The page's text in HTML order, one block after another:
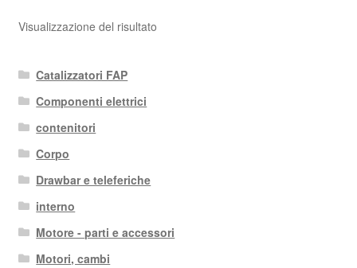
Visualizzazione del risultato
Catalizzatori FAP
Componenti elettrici
contenitori
Corpo
Drawbar e teleferiche
interno
Motore - parti e accessori
Motori, cambi